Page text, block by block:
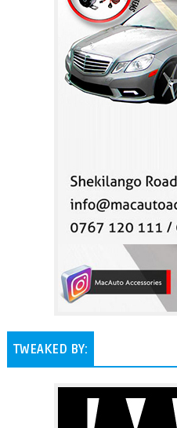
TWEAKED BY: